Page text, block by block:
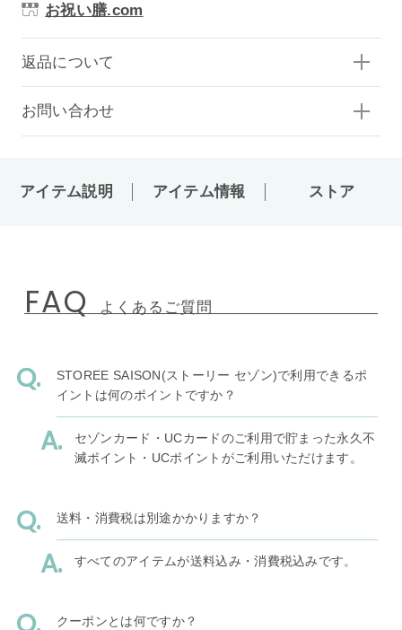
お祝い膳.com
返品について
お問い合わせ
アイテム説明 アイテム情報 ストア
FAQ よくあるご質問
STOREE SAISON(ストーリー セゾン)で利用できるポ
イントは何のポイントですか？
セゾンカード・UCカードのご利用で貯まった永久不
滅ポイント・UCポイントがご利用いただけます。
送料・消費税は別途かかりますか？
すべてのアイテムが送料込み・消費税込みです。
クーポンとは何ですか？